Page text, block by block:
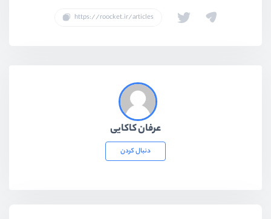
عرفان کاکایی
دنبال کردن